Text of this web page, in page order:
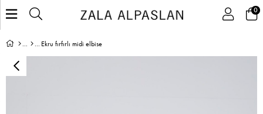
0
Ekru fırfırlı midi elbise